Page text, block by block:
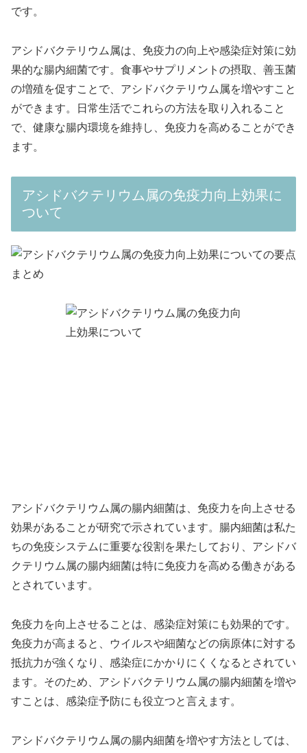
です。
アシドバクテリウム属は、免疫力の向上や感染症対策に効
果的な腸内細菌です。食事やサプリメントの摂取、善玉菌
の増殖を促すことで、アシドバクテリウム属を増やすこと
ができます。日常生活でこれらの方法を取り入れること
で、健康な腸内環境を維持し、免疫力を高めることができ
ます。
アシドバクテリウム属の免疫力向上効果に
ついて
アシドバクテリウム属の腸内細菌は、免疫力を向上させる
効果があることが研究で示されています。腸内細菌は私た
ちの免疫システムに重要な役割を果たしており、アシドバ
クテリウム属の腸内細菌は特に免疫力を高める働きがある
とされています。
免疫力を向上させることは、感染症対策にも効果的です。
免疫力が高まると、ウイルスや細菌などの病原体に対する
抵抗力が強くなり、感染症にかかりにくくなるとされてい
ます。そのため、アシドバクテリウム属の腸内細菌を増や
すことは、感染症予防にも役立つと言えます。
アシドバクテリウム属の腸内細菌を増やす方法としては、